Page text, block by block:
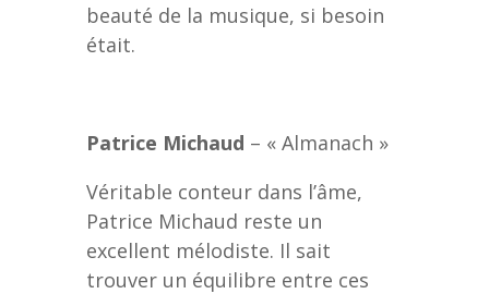
beauté de la musique, si besoin
était.
Patrice Michaud – « Almanach »
Véritable conteur dans l’âme,
Patrice Michaud reste un
excellent mélodiste. Il sait
trouver un équilibre entre ces